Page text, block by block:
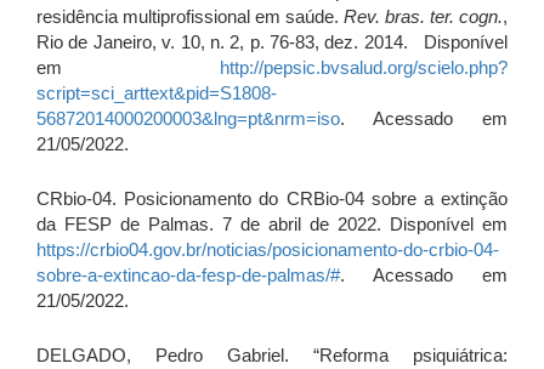
residência multiprofissional em saúde. Rev. bras. ter. cogn.,
Rio de Janeiro, v. 10, n. 2, p. 76-83, dez. 2014. Disponível
em http://pepsic.bvsalud.org/scielo.php?
script=sci_arttext&pid=S1808-
56872014000200003&lng=pt&nrm=iso. Acessado em
21/05/2022.
CRbio-04. Posicionamento do CRBio-04 sobre a extinção
da FESP de Palmas. 7 de abril de 2022. Disponível em
https://crbio04.gov.br/noticias/posicionamento-do-crbio-04-
sobre-a-extincao-da-fesp-de-palmas/#. Acessado em
21/05/2022.
DELGADO, Pedro Gabriel. “Reforma psiquiátrica: